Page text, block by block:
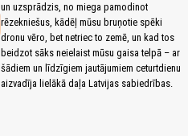
un uzsprādzis, no miega pamodinot
rēzekniešus, kādēļ mūsu bruņotie spēki
dronu vēro, bet netriec to zemē, un kad tos
beidzot sāks neielaist mūsu gaisa telpā – ar
šādiem un līdzīgiem jautājumiem ceturtdienu
aizvadīja lielākā daļa Latvijas sabiedrības.